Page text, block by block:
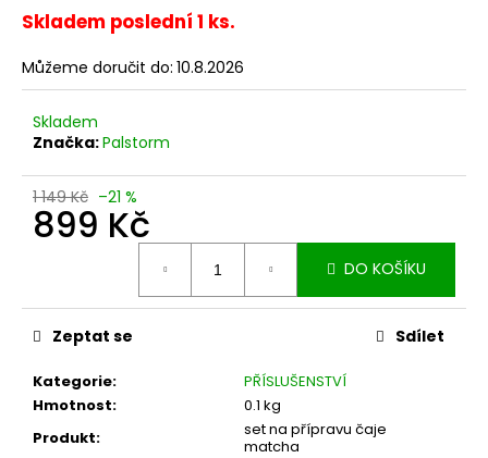
Skladem poslední 1 ks.
Můžeme doručit do: 10.8.2026
Skladem
Značka:Palstorm
1 149 Kč –21 %
899 Kč
DO KOŠÍKU
Kategorie:
PŘÍSLUŠENSTVÍ
Hmotnost:
0.1 kg
Produkt:
set na přípravu čaje
matcha
Zeptat se Sdílet
D
o
p
o
r
u
u
m
e
PORCELÁNOVÝ
NA